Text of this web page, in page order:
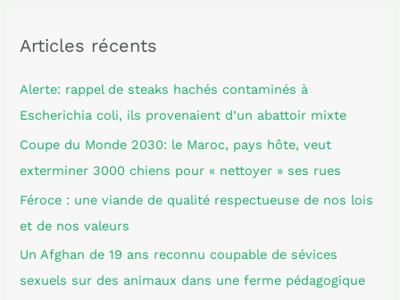
e
c
h
e
r
:
Articles récents
Alerte: rappel de steaks hachés contaminés à
Escherichia coli, ils provenaient d’un abattoir mixte
Coupe du Monde 2030: le Maroc, pays hôte, veut
exterminer 3000 chiens pour « nettoyer » ses rues
Féroce : une viande de qualité respectueuse de nos lois
et de nos valeurs
Un Afghan de 19 ans reconnu coupable de sévices
sexuels sur des animaux dans une ferme pédagogique